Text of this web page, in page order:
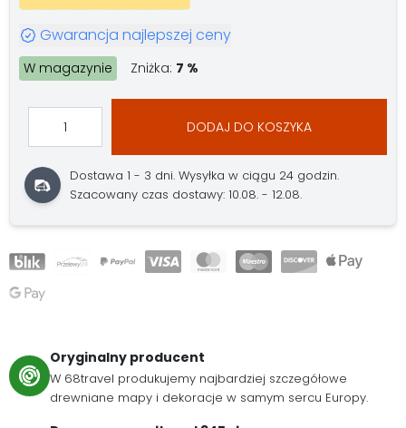
Gwarancja najlepszej ceny
W magazynie Zniżka: 7 %
DODAJ DO KOSZYKA
Dostawa 1 - 3 dni.Wysyłka w ciągu 24 godzin.
Szacowany czas dostawy: 10.08. - 12.08.
Oryginalny producent
W 68travel produkujemy najbardziej szczegółowe
drewniane mapy i dekoracje w samym sercu Europy.